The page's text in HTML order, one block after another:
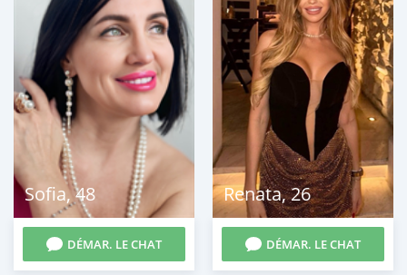
Sofia,48
DÉMAR. LE CHAT
Renata,26
DÉMAR. LE CHAT